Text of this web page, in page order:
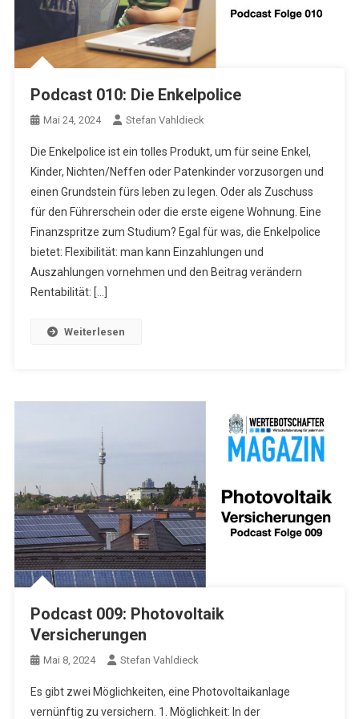
Podcast 010: Die Enkelpolice
Mai 24, 2024 Stefan Vahldieck
Die Enkelpolice ist ein tolles Produkt, um für seine Enkel,
Kinder, Nichten/Neffen oder Patenkinder vorzusorgen und
einen Grundstein fürs leben zu legen. Oder als Zuschuss
für den Führerschein oder die erste eigene Wohnung. Eine
Finanzspritze zum Studium? Egal für was, die Enkelpolice
bietet: Flexibilität: man kann Einzahlungen und
Auszahlungen vornehmen und den Beitrag verändern
Rentabilität: […]
Weiterlesen
Podcast 009: Photovoltaik
Versicherungen
Mai 8, 2024 Stefan Vahldieck
Es gibt zwei Möglichkeiten, eine Photovoltaikanlage
vernünftig zu versichern. 1. Möglichkeit: In der